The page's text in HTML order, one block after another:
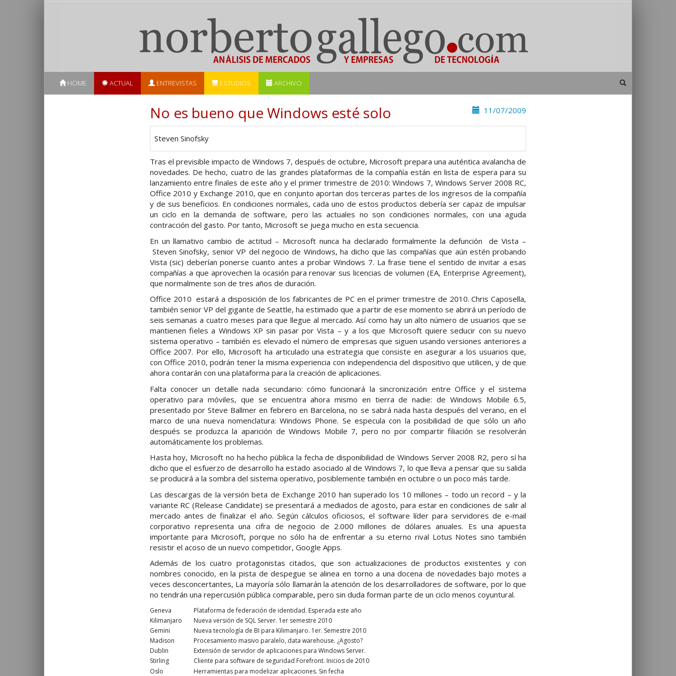
HOME ACTUAL ENTREVISTAS ESTUDIOS ARCHIVO
11/07/2009
No es bueno que Windows esté solo
Steven Sinofsky
Tras el previsible impacto de Windows 7, después de octubre, Microsoft prepara una auténtica avalancha de
novedades. De hecho, cuatro de las grandes plataformas de la compañía están en lista de espera para su
lanzamiento entre finales de este año y el primer trimestre de 2010: Windows 7, Windows Server 2008 RC,
Office 2010 y Exchange 2010, que en conjunto aportan dos terceras partes de los ingresos de la compañía
y de sus beneficios. En condiciones normales, cada uno de estos productos debería ser capaz de impulsar
un ciclo en la demanda de software, pero las actuales no son condiciones normales, con una aguda
contracción del gasto. Por tanto, Microsoft se juega mucho en esta secuencia.
En un llamativo cambio de actitud – Microsoft nunca ha declarado formalmente la defunción de Vista –
Steven Sinofsky, senior VP del negocio de Windows, ha dicho que las compañías que aún estén probando
Vista (sic) deberían ponerse cuanto antes a probar Windows 7. La frase tiene el sentido de invitar a esas
compañías a que aprovechen la ocasión para renovar sus licencias de volumen (EA, Enterprise Agreement),
que normalmente son de tres años de duración.
Office 2010 estará a disposición de los fabricantes de PC en el primer trimestre de 2010. Chris Caposella,
también senior VP del gigante de Seattle, ha estimado que a partir de ese momento se abrirá un período de
seis semanas a cuatro meses para que llegue al mercado. Así como hay un alto número de usuarios que se
mantienen fieles a Windows XP sin pasar por Vista – y a los que Microsoft quiere seducir con su nuevo
sistema operativo – también es elevado el número de empresas que siguen usando versiones anteriores a
Office 2007. Por ello, Microsoft ha articulado una estrategia que consiste en asegurar a los usuarios que,
con Office 2010, podrán tener la misma experiencia con independencia del dispositivo que utilicen, y de que
ahora contarán con una plataforma para la creación de aplicaciones.
Falta conocer un detalle nada secundario: cómo funcionará la sincronización entre Office y el sistema
operativo para móviles, que se encuentra ahora mismo en tierra de nadie: de Windows Mobile 6.5,
presentado por Steve Ballmer en febrero en Barcelona, no se sabrá nada hasta después del verano, en el
marco de una nueva nomenclatura: Windows Phone. Se especula con la posibilidad de que sólo un año
después se produzca la aparición de Windows Mobile 7, pero no por compartir filiación se resolverán
automáticamente los problemas.
Hasta hoy, Microsoft no ha hecho pública la fecha de disponibilidad de Windows Server 2008 R2, pero sí ha
dicho que el esfuerzo de desarrollo ha estado asociado al de Windows 7, lo que lleva a pensar que su salida
se producirá a la sombra del sistema operativo, posiblemente también en octubre o un poco más tarde.
Las descargas de la versión beta de Exchange 2010 han superado los 10 millones – todo un record – y la
variante RC (Release Candidate) se presentará a mediados de agosto, para estar en condiciones de salir al
mercado antes de finalizar el año. Según cálculos oficiosos, el software líder para servidores de e-mail
corporativo representa una cifra de negocio de 2.000 millones de dólares anuales. Es una apuesta
importante para Microsoft, porque no sólo ha de enfrentar a su eterno rival Lotus Notes sino también
resistir el acoso de un nuevo competidor, Google Apps.
Además de los cuatro protagonistas citados, que son actualizaciones de productos existentes y con
nombres conocido, en la pista de despegue se alinea en torno a una docena de novedades bajo motes a
veces desconcertantes, La mayoría sólo llamarán la atención de los desarrolladores de software, por lo que
no tendrán una repercusión pública comparable, pero sin duda forman parte de un ciclo menos coyuntural.
Geneva
Plataforma de federación de identidad. Esperada este año
Kilimanjaro
Nueva versión de SQL Server. 1er semestre 2010
Gemini
Nueva tecnología de BI para Kilimanjaro. 1er. Semestre 2010
Madison
Procesamiento masivo paralelo, data warehouse. ¿Agosto?
Dublin
Extensión de servidor de aplicaciones para Windows Server.
Stirling
Cliente para software de seguridad Forefront. Inicios de 2010
Oslo
Herramientas para modelizar aplicaciones. Sin fecha